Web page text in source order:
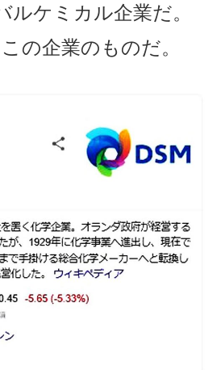
ルケミカル企業だ。
の企業のものだ。